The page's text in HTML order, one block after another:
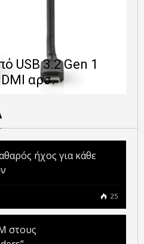
USB 3.2 Gen 1
αρσ.
ήχος για κάθε
25
στους